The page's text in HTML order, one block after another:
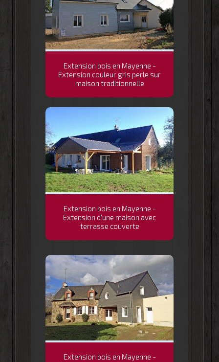
Extension bois en Mayenne -
Extension couleur gris perle sur
maison traditionnelle
Extension bois en Mayenne -
Extension d'une maison avec
terrasse couverte
Extension bois en Mayenne -